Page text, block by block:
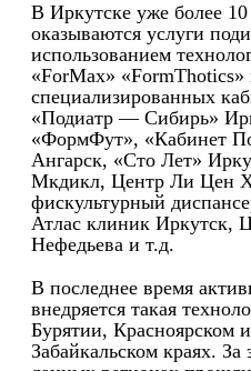
В Иркутске уже более 10
оказываются услуги
использованием
«ForMax» «FormThotics»
специализированных
«Подиатр — Сибирь»
«ФормФут», «Кабинет
Ангарск, «Сто Лет»
Мкдикл, Центр Ли Цен
фискультурный
Атлас клиник Иркутск,
Нефедьева и т.д.
В последнее время
внедряется такая
Бурятии, Красноярском и
Забайкальском краях. За